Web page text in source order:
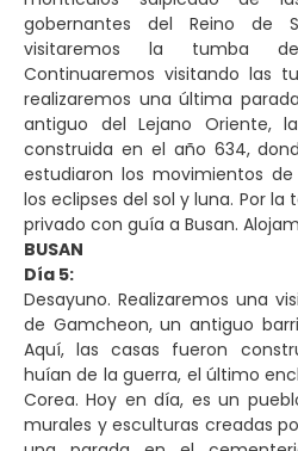
gobernantes del Reino de
visitaremos la tumba
Continuaremos visitando las
realizaremos una última
antiguo del Lejano Oriente,
construida en el año 634,
estudiaron los movimientos
los eclipses del sol y luna. Por
privado con guía a Busan.
BUSAN
Día 5:
Desayuno. Realizaremos una
de Gamcheon, un antiguo
Aquí, las casas fueron
huían de la guerra, el último
Corea. Hoy en día, es un
murales y esculturas creadas